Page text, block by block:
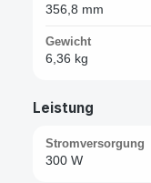
356,8 mm
Gewicht
6,36 kg
Leistung
Stromversorgung
300 W